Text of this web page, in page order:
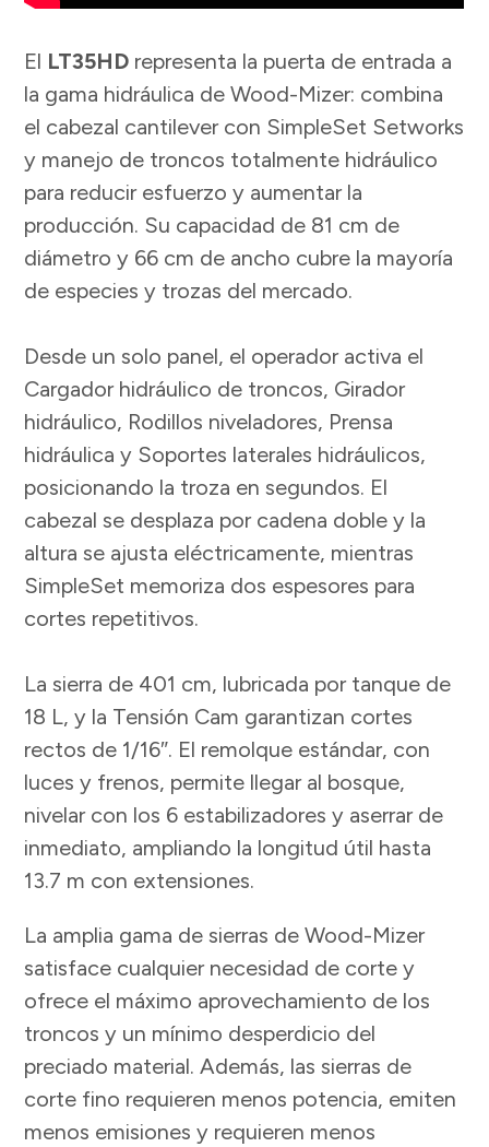
El LT35HD representa la puerta de entrada a
la gama hidráulica de Wood-Mizer: combina
el cabezal cantilever con SimpleSet Setworks
y manejo de troncos totalmente hidráulico
para reducir esfuerzo y aumentar la
producción. Su capacidad de 81 cm de
diámetro y 66 cm de ancho cubre la mayoría
de especies y trozas del mercado.
Desde un solo panel, el operador activa el
Cargador hidráulico de troncos, Girador
hidráulico, Rodillos niveladores, Prensa
hidráulica y Soportes laterales hidráulicos,
posicionando la troza en segundos. El
cabezal se desplaza por cadena doble y la
altura se ajusta eléctricamente, mientras
SimpleSet memoriza dos espesores para
cortes repetitivos.
La sierra de 401 cm, lubricada por tanque de
18 L, y la Tensión Cam garantizan cortes
rectos de 1/16″. El remolque estándar, con
luces y frenos, permite llegar al bosque,
nivelar con los 6 estabilizadores y aserrar de
inmediato, ampliando la longitud útil hasta
13.7 m con extensiones.
La amplia gama de sierras de Wood-Mizer
satisface cualquier necesidad de corte y
ofrece el máximo aprovechamiento de los
troncos y un mínimo desperdicio del
preciado material. Además, las sierras de
corte fino requieren menos potencia, emiten
menos emisiones y requieren menos